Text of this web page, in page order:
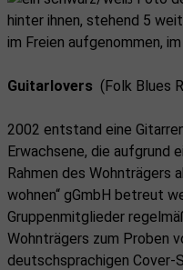
Guitarlovers (Folk Blues
2002 entstand eine
Erwachsene, die aufgrund
Rahmen des Wohnträgers
wohnen“ gGmbH betreut
Gruppenmitglieder
Wohnträgers zum Proben
deutschsprachigen Cover-